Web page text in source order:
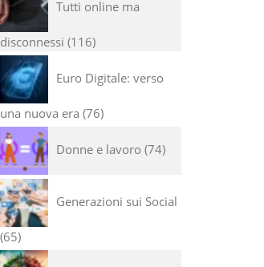
Tutti online ma
disconnessi 116
Euro Digitale: verso
una nuova era 76
Donne e lavoro 74
Generazioni sui Social
65